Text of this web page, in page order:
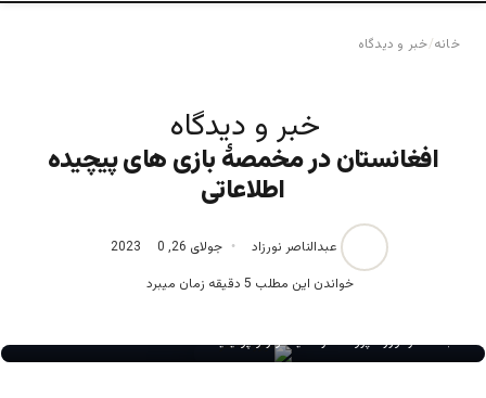
خانه/خبر و دیدگاه
خبر و دیدگاه
افغانستان در مخمصۀ بازی های پیچیده
اطلاعاتی
عبدالناصر نورزاد جولای 26, 2023
0
خواندن این مطلب 5 دقیقه زمان میبرد
عبدالناصر نورزاد پژوهشگر امنیت و ژئو پولیتیک